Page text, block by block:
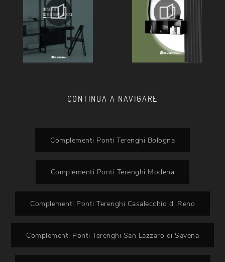
CONTINUA A NAVIGARE
Complementi Ponti Terenghi Bologna
Complementi Ponti Terenghi Modena
Complementi Ponti Terenghi Casalecchio di Reno
Complementi Ponti Terenghi San Lazzaro di Savena